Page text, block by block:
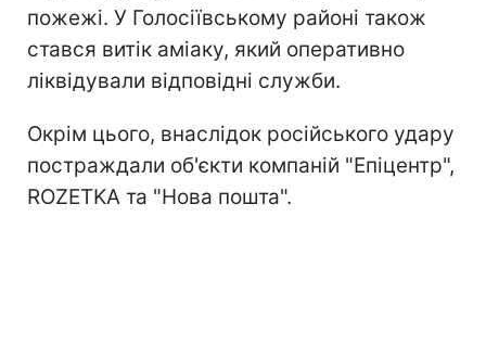
пожежі. У Голосіївському районі також
стався витік аміаку, який оперативно
ліквідували відповідні служби.
Окрім цього, внаслідок російського удару
постраждали об'єкти компаній "Епіцентр",
ROZETKA та "Нова пошта".